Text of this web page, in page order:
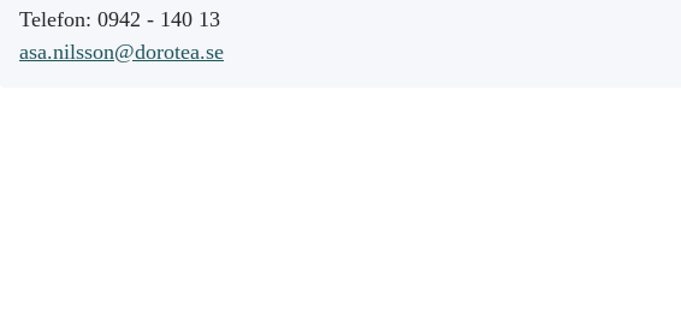
Telefon: 0942 - 140 13
asa.nilsson@dorotea.se